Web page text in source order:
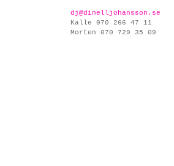
dj@dinelljohansson.se
Kalle 070 266 47 11
Morten 070 729 35 09